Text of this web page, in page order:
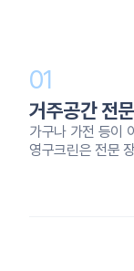
01
거주공간 전
가구나 가전 등이
영구크린은 전문